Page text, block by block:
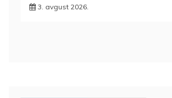
3. avgust 2026.